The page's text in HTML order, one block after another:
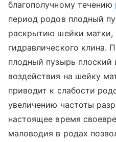
благополучному течению
период родов плодный
раскрытию шейки матки,
гидравлического клина.
плодный пузырь плоский
воздействия на шейку
приводит к слабости
увеличению частоты
настоящее время
маловодия в родах